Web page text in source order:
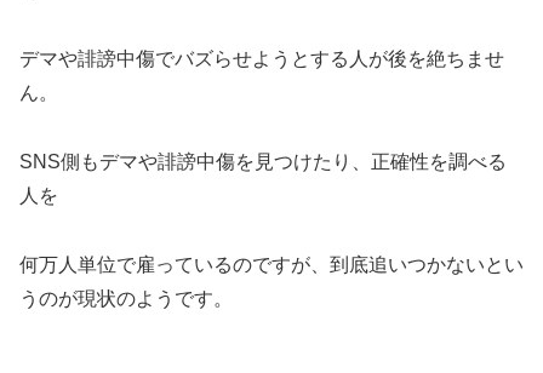
デマや誹謗中傷でバズらせようとする人が後を絶ちませ
ん。
SNS側もデマや誹謗中傷を見つけたり、正確性を調べる
人を
何万人単位で雇っているのですが、到底追いつかないとい
うのが現状のようです。